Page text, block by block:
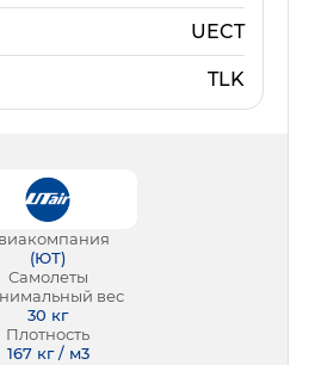
UECT
TLK
(ЮТ)
Самолеты
вес
30 кг
Плотность
167 кг / м3